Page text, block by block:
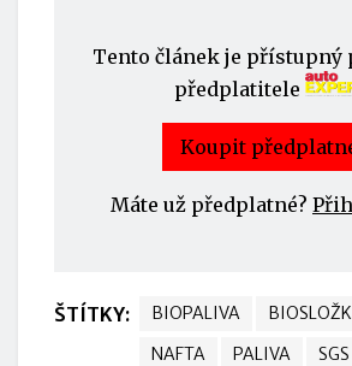
Tento článek je přístupný
předplatitele
Koupit
Máte už předplatné?
ŠTÍTKY: BIOPALIVA
NAFTA
PALIVA SGS